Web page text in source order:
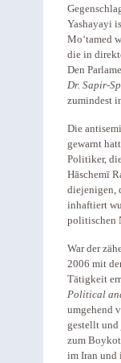
Yashayayi
Mo‘tamed
die in
Den
Dr. Sapir-
zumindest
Die
gewarnt
Politiker,
Hāschemī
diejenigen,
inhaftiert
politischen
War der
2006 mit
Tätigkeit
Political
umgehend
gestellt und
zum
im Iran und